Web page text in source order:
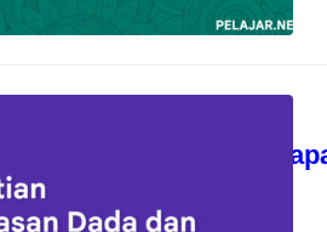
Pengertian